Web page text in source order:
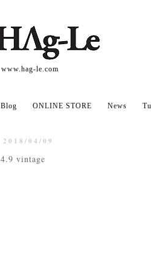
www.hag-le.com
Blog ONLINE STORE News
2018/04/09
4.9 vintage